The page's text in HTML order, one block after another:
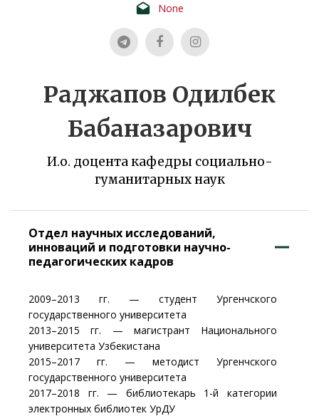
None
Раджапов Одилбек
Бабаназарович
И.о. доцента кафедры социально-
гуманитарных наук
Отдел научных исследований,
инноваций и подготовки научно-
педагогических кадров
2009–2013 гг. — студент Ургенчского
государственного университета
2013–2015 гг. — магистрант Национального
университета Узбекистана
2015–2017 гг. — методист Ургенчского
государственного университета
2017–2018 гг. — библиотекарь 1-й категории
электронных библиотек УрДУ